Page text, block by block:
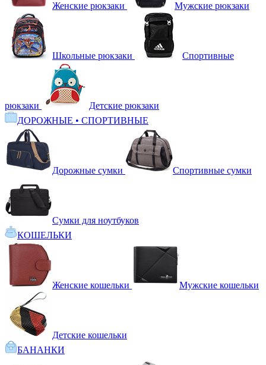
Женские рюкзаки Мужские рюкзаки
Школьные рюкзаки Спортивные
рюкзаки
Детские рюкзаки
ДОРОЖНЫЕ • СПОРТИВНЫЕ
Дорожные сумки Спортивные сумки
Сумки для ноутбуков
КОШЕЛЬКИ
Женские кошельки Мужские кошельки
Детские кошельки
БАНАНКИ